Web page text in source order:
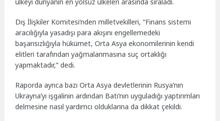
Dış İlişkiler Komitesi’nden milletvekilleri, “Finans sistemi
aracılığıyla yasadışı para akışını engellemedeki
başarısızlığıyla hükümet, Orta Asya ekonomilerinin kendi
elitleri tarafından yağmalanmasına suç ortaklığı
yapmaktadır,” dedi.
Raporda ayrıca bazı Orta Asya devletlerinin Rusya’nın
Ukrayna’yı işgalinin ardından Batı’nın uyguladığı yaptırımları
delmesine nasıl yardımcı olduklarına da dikkat çekildi.